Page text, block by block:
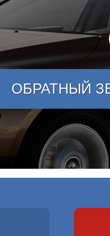
ОБРАТНЫЙ